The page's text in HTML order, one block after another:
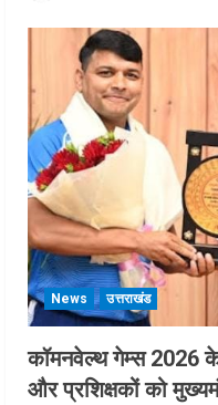
News उत्तराखंड
कॉमनवेल्थ गेम्स 2026
और प्रशिक्षकों को